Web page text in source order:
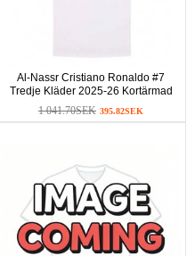
Al-Nassr Cristiano Ronaldo #7
Tredje Kläder 2025-26 Kortärmad
1 041.70SEK 395.82SEK